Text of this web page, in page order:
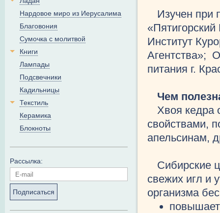
Нардовое миро из Иерусалима
Благовония
Сумочка с молитвой
Книги
Лампады
Подсвечники
Кадильницы
Текстиль
Керамика
Блокноты
Рассылка:
Подписаться
Изучен при
Институт
Агентства»;
питания г.
Чем
Хвоя кедра
свойствами,
апельсинам,
Сибирские
свежих игл и
организма
повышает